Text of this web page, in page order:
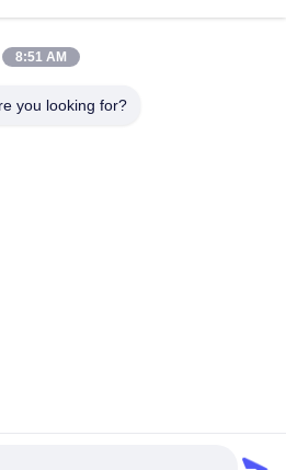
CRYSTRO CRYSTAL MATERIALS
8:51 AM
you looking for?